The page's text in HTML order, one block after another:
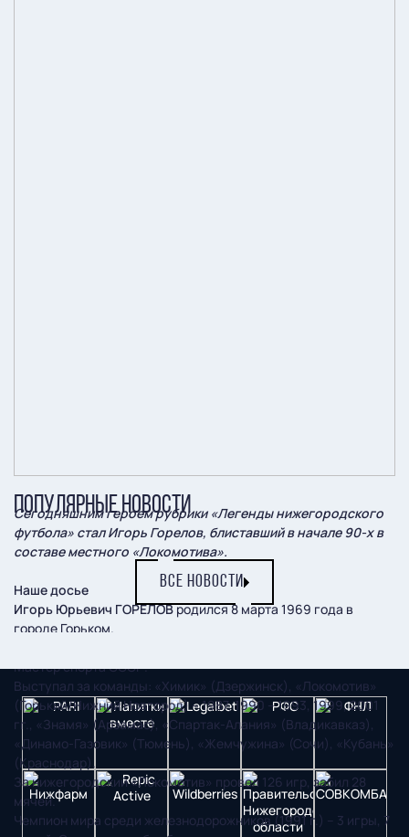
Сегодняшним героем рубрики «Легенды нижегородского
футбола» стал Игорь Горелов, блиставший в начале 90-х в
составе местного «Локомотива».
Наше досье
Игорь Юрьевич ГОРЕЛОВродился 8 марта 1969 года в
городе Горьком.
Мастер спорта СССР.
Выступал за команды: «Химик» (Дзержинск), «Локомотив»
(Горький/Нижний Новгород) – 1987, 1990 – 1993, 1999, 2001
гг., «Знамя» (Арзамас), «Спартак-Алания» (Владикавказ),
«Динамо-Газовик» (Тюмень), «Жемчужина» (Сочи), «Кубань»
(Краснодар).
За нижегородский «Локомотив» провел 126 игр, забил 28
мячей.
Чемпион мира среди железнодорожников (1991 г.) – 3 игры, 7
ПОПУЛЯРНЫЕ НОВОСТИ
ВСЕ НОВОСТИ